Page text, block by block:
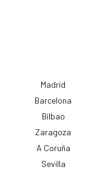
Madrid
Barcelona
Bilbao
Zaragoza
A Coruña
Sevilla